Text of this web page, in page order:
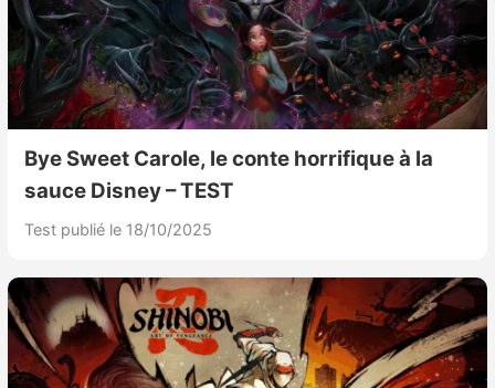
Bye Sweet Carole, le conte horrifique à la
sauce Disney – TEST
Test publié le 18/10/2025